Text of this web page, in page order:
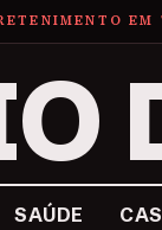
EM
SAÚDE